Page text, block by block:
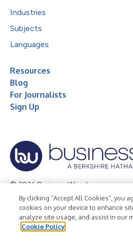
Industries
Subjects
Languages
Resources
Blog
For Journalists
Sign Up
© 2026 Business Wire, Inc.
Privacy Policy Cookie Policy
Terms of Use
Legal
By clicking “Accept All Cookies”, you
cookies on your device to enhance
analyze site usage, and assist in our
Cookie Policy